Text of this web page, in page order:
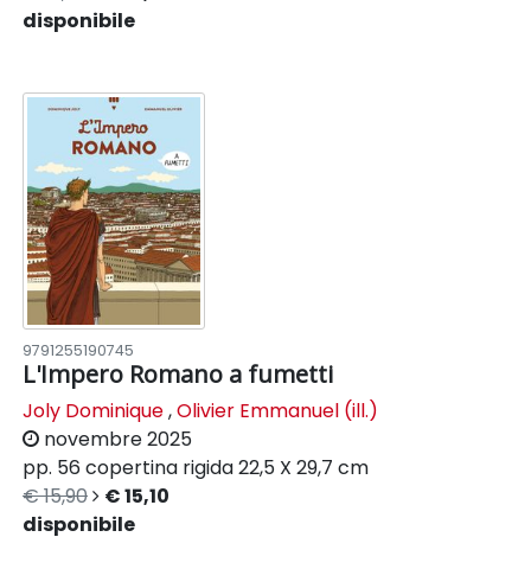
disponibile
9791255190745
L'Impero Romano a fumetti
Joly Dominique,Olivier Emmanuel (ill.)
novembre 2025
pp. 56 copertina rigida22,5 X 29,7 cm
€ 15,90
€ 15,10
disponibile